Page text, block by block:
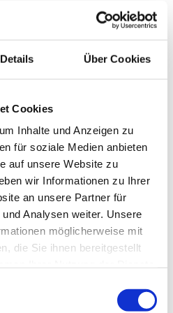
Details Über Cookies
Cookies
Inhalte und Anzeigen zu
für soziale Medien anbieten
auf unsere Website zu
wir Informationen zu Ihrer
an unsere Partner für
Analysen weiter. Unsere
möglicherweise mit
die Sie ihnen bereitgestellt
verzichten wir
und wählen die
Anreise mit den
Datenbank wird
elektronisch
den Papierkonsum
Minimum
Wahl unserer
im Büro
sind wir